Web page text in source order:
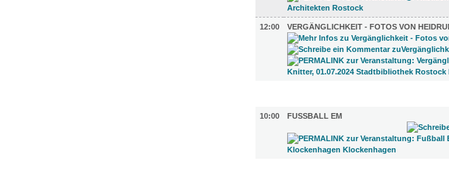
12:00 VERGÄNGLICHKEIT - FOTOS VON
10:00
FUSSBALL EM